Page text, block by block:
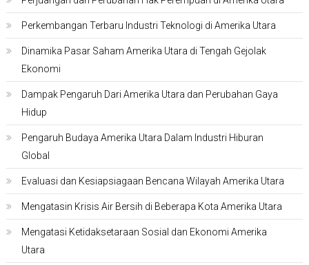
Perkembangan Terbaru Industri Teknologi di Amerika Utara
Dinamika Pasar Saham Amerika Utara di Tengah Gejolak
Ekonomi
Dampak Pengaruh Dari Amerika Utara dan Perubahan Gaya
Hidup
Pengaruh Budaya Amerika Utara Dalam Industri Hiburan
Global
Evaluasi dan Kesiapsiagaan Bencana Wilayah Amerika Utara
Mengatasin Krisis Air Bersih di Beberapa Kota Amerika Utara
Mengatasi Ketidaksetaraan Sosial dan Ekonomi Amerika
Utara